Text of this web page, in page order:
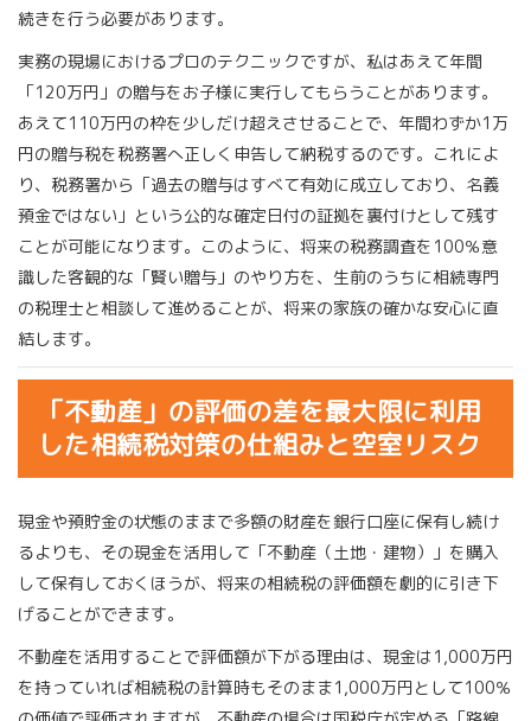
続きを行う必要があります。
実務の現場におけるプロのテクニックですが、私はあえて年間
「120万円」の贈与をお子様に実行してもらうことがあります。
あえて110万円の枠を少しだけ超えさせることで、年間わずか1万
円の贈与税を税務署へ正しく申告して納税するのです。これによ
り、税務署から「過去の贈与はすべて有効に成立しており、名義
預金ではない」という公的な確定日付の証拠を裏付けとして残す
ことが可能になります。このように、将来の税務調査を100％意
識した客観的な「賢い贈与」のやり方を、生前のうちに相続専門
の税理士と相談して進めることが、将来の家族の確かな安心に直
結します。
「不動産」の評価の差を最大限に利用
した相続税対策の仕組みと空室リスク
現金や預貯金の状態のままで多額の財産を銀行口座に保有し続け
るよりも、その現金を活用して「不動産（土地・建物）」を購入
して保有しておくほうが、将来の相続税の評価額を劇的に引き下
げることができます。
不動産を活用することで評価額が下がる理由は、現金は1,000万円
を持っていれば相続税の計算時もそのまま1,000万円として100％